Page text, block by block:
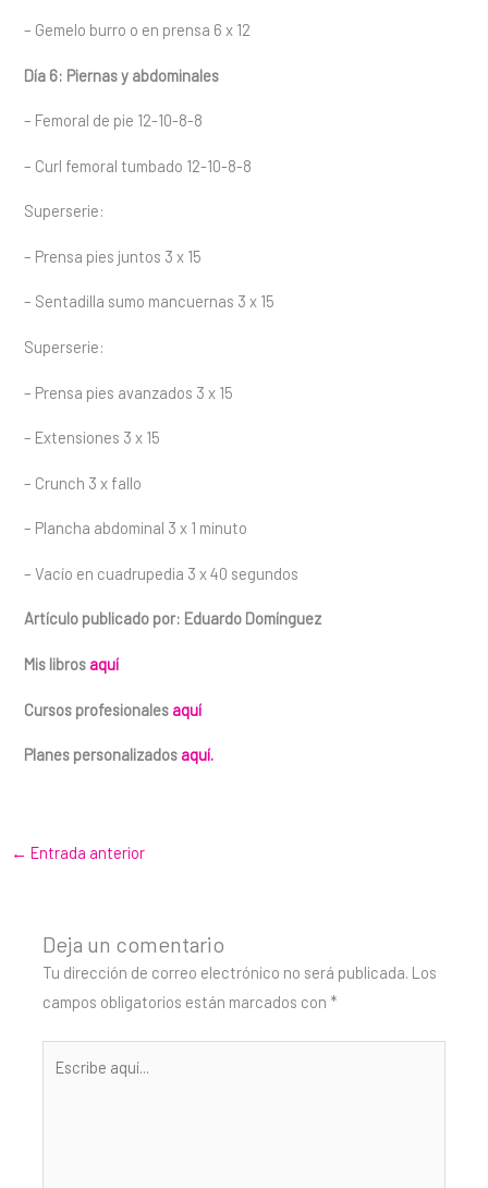
– Gemelo burro o en prensa 6 x 12
Día 6: Piernas y abdominales
– Femoral de pie 12-10-8-8
– Curl femoral tumbado 12-10-8-8
Superserie:
– Prensa pies juntos 3 x 15
– Sentadilla sumo mancuernas 3 x 15
Superserie:
– Prensa pies avanzados 3 x 15
– Extensiones 3 x 15
– Crunch 3 x fallo
– Plancha abdominal 3 x 1 minuto
– Vacío en cuadrupedia 3 x 40 segundos
Artículo publicado por: Eduardo Domínguez
Mis libros aquí
Cursos profesionales aquí
Planes personalizados aquí.
← Entrada anterior
Deja un comentario
Tu dirección de correo electrónico no será publicada. Los
campos obligatorios están marcados con *